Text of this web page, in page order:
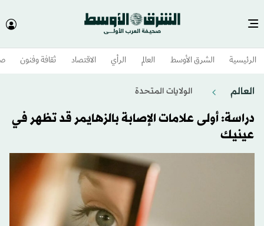
الرئيسية الشرق الأوسط​ العالم الرأي الاقتصاد ثقافة وفنون
العالم الولايات المتحدة​
دراسة: أولى علامات الإصابة بالزهايمر قد تظهر في
عينيك